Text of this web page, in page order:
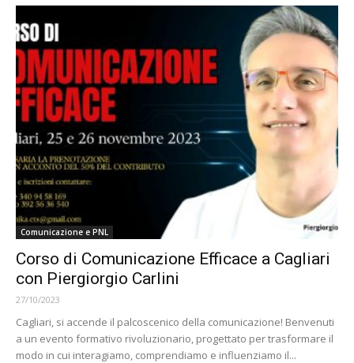
Comunicazione e PNL
Corso di Comunicazione Efficace a Cagliari
con Piergiorgio Carlini
27/10/2023
Cagliari, si accende il palcoscenico della comunicazione! Benvenuti
a un evento formativo rivoluzionario, progettato per trasformare il
modo in cui interagiamo, comprendiamo e influenziamo il...